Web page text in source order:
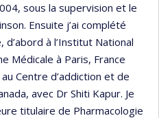
sous la supervision et le
Ensuite j’ai complété
à l’Institut National
Médicale à Paris, France
Centre d’addiction et de
avec Dr Shiti Kapur. Je
titulaire de Pharmacologie